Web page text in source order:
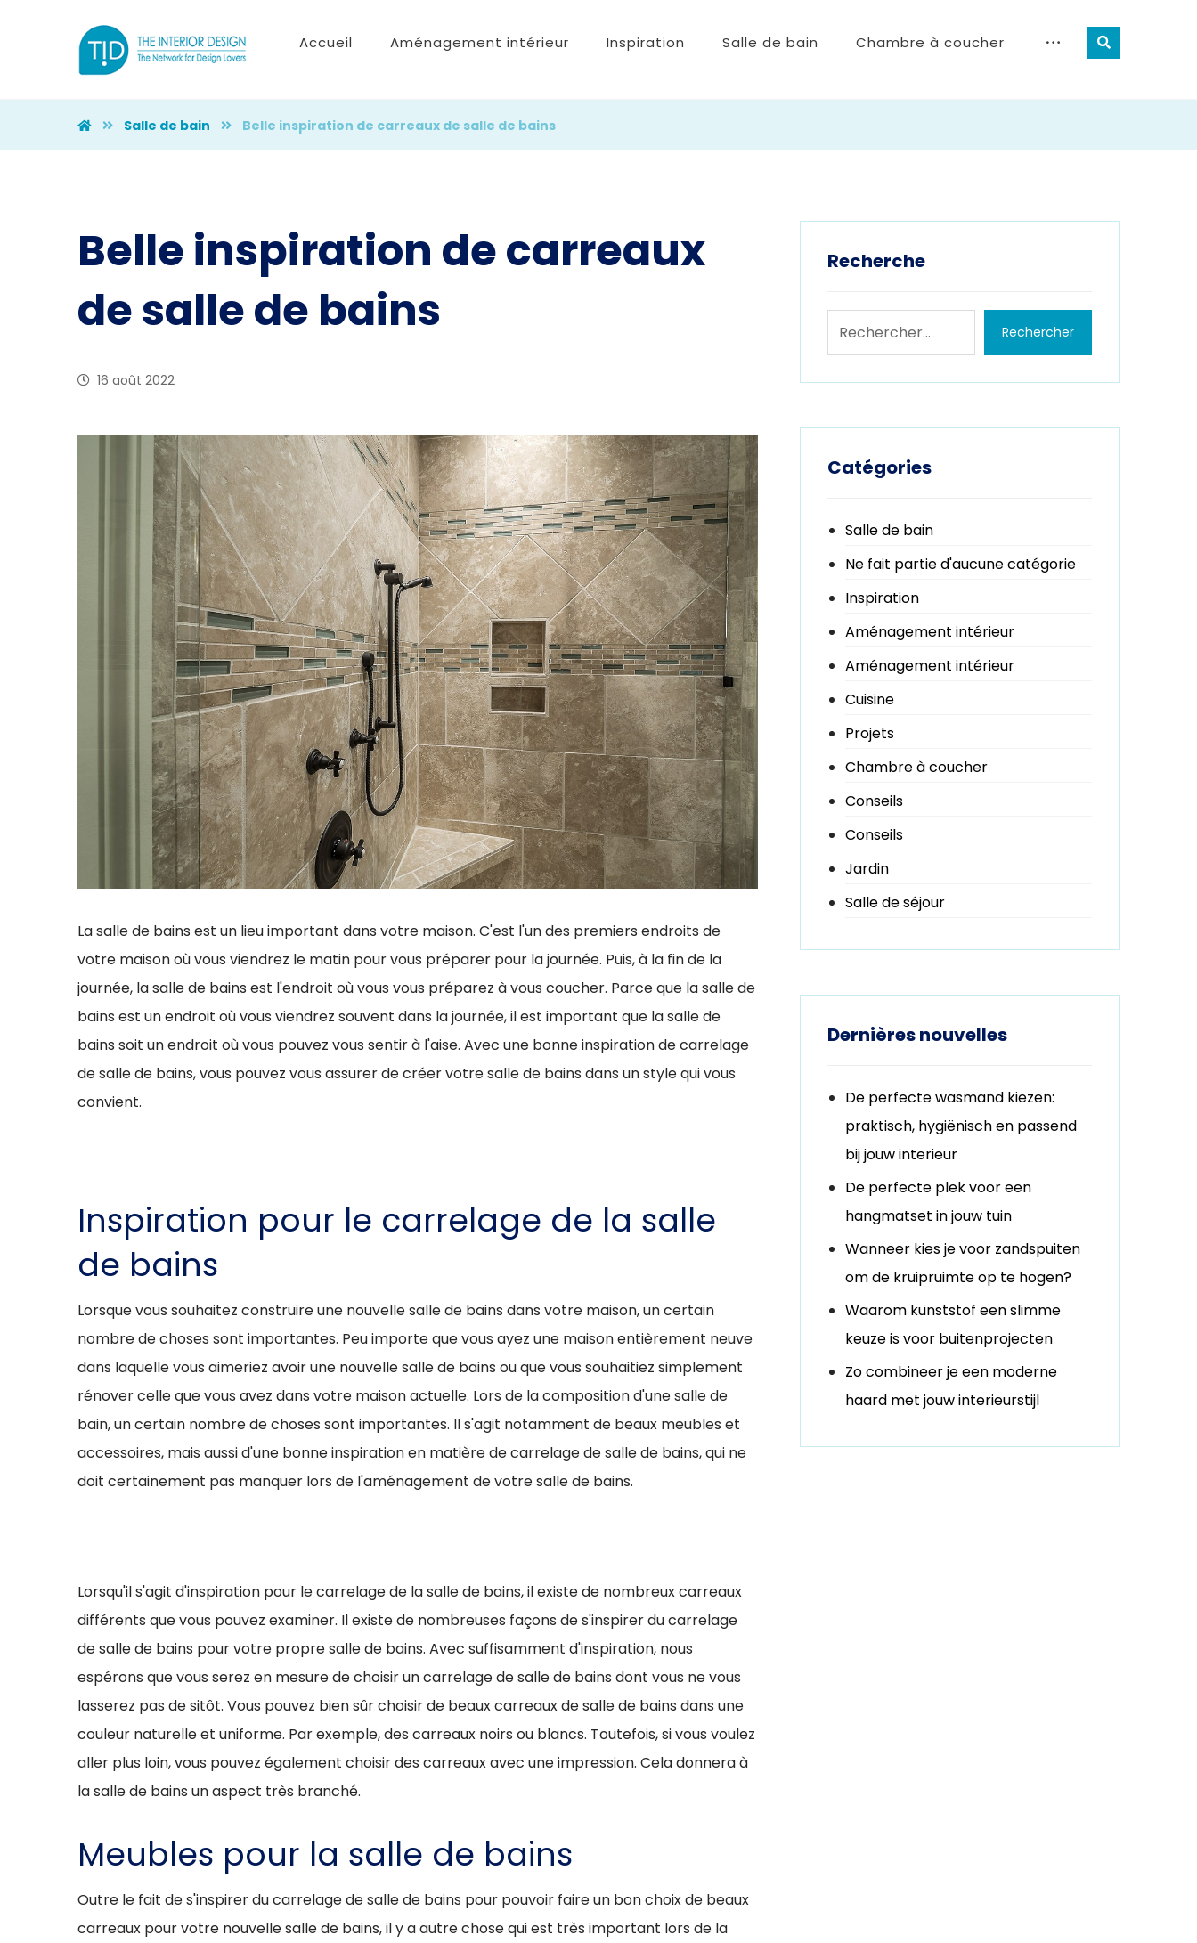
Accueil Aménagement intérieur Inspiration Salle de bain Chambre à coucher
Salle de bain Belle inspiration de carreaux de salle de bains
Belle inspiration de carreaux
de salle de bains
16 août 2022
La salle de bains est un lieu important dans votre maison. C'est l'un des premiers endroits de
votre maison où vous viendrez le matin pour vous préparer pour la journée. Puis, à la fin de la
journée, la salle de bains est l'endroit où vous vous préparez à vous coucher. Parce que la salle de
bains est un endroit où vous viendrez souvent dans la journée, il est important que la salle de
bains soit un endroit où vous pouvez vous sentir à l'aise. Avec une bonne inspiration de carrelage
de salle de bains, vous pouvez vous assurer de créer votre salle de bains dans un style qui vous
convient.
Inspiration pour le carrelage de la salle
de bains
Lorsque vous souhaitez construire une nouvelle salle de bains dans votre maison, un certain
nombre de choses sont importantes. Peu importe que vous ayez une maison entièrement neuve
dans laquelle vous aimeriez avoir une nouvelle salle de bains ou que vous souhaitiez simplement
rénover celle que vous avez dans votre maison actuelle. Lors de la composition d'une salle de
bain, un certain nombre de choses sont importantes. Il s'agit notamment de beaux meubles et
accessoires, mais aussi d'une bonne inspiration en matière de carrelage de salle de bains, qui ne
doit certainement pas manquer lors de l'aménagement de votre salle de bains.
Lorsqu'il s'agit d'inspiration pour le carrelage de la salle de bains, il existe de nombreux carreaux
différents que vous pouvez examiner. Il existe de nombreuses façons de s'inspirer du carrelage
de salle de bains pour votre propre salle de bains. Avec suffisamment d'inspiration, nous
espérons que vous serez en mesure de choisir un carrelage de salle de bains dont vous ne vous
lasserez pas de sitôt. Vous pouvez bien sûr choisir de beaux carreaux de salle de bains dans une
couleur naturelle et uniforme. Par exemple, des carreaux noirs ou blancs. Toutefois, si vous voulez
aller plus loin, vous pouvez également choisir des carreaux avec une impression. Cela donnera à
la salle de bains un aspect très branché.
Meubles pour la salle de bains
Outre le fait de s'inspirer du carrelage de salle de bains pour pouvoir faire un bon choix de beaux
carreaux pour votre nouvelle salle de bains, il y a autre chose qui est très important lors de la
Recherche
Rechercher
Catégories
Salle de bain
Ne fait partie d'aucune catégorie
Inspiration
Aménagement intérieur
Aménagement intérieur
Cuisine
Projets
Chambre à coucher
Conseils
Conseils
Jardin
Salle de séjour
Dernières nouvelles
De perfecte wasmand kiezen:
praktisch, hygiënisch en passend
bij jouw interieur
De perfecte plek voor een
hangmatset in jouw tuin
Wanneer kies je voor zandspuiten
om de kruipruimte op te hogen?
Waarom kunststof een slimme
keuze is voor buitenprojecten
Zo combineer je een moderne
haard met jouw interieurstijl